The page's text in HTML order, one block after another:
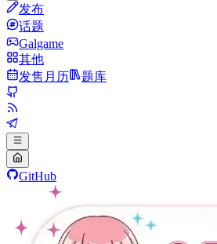
发布
话题
Galgame
其他
发售月历
题库
GitHub